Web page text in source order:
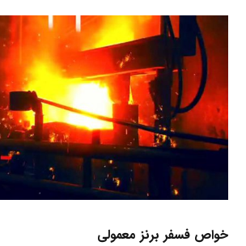
خواص فسفر برنز معمولی